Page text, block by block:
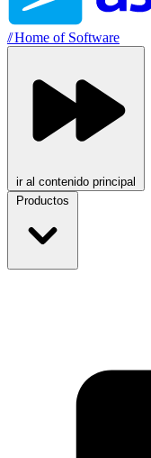
//Home of Software
ir al contenido principal
Productos